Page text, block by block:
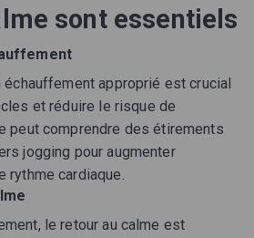
sont essentiels
échauffement approprié est crucial
et réduire le risque de
peut comprendre des étirements
jogging pour augmenter
rythme cardiaque.
le retour au calme est